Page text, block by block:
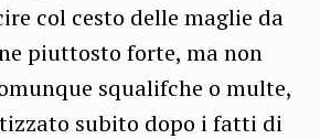
col cesto delle maglie da
piuttosto forte, ma non
squalifche o multe,
subito dopo i fatti di